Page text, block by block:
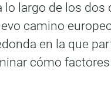
largo de los dos
camino
en la que
cómo